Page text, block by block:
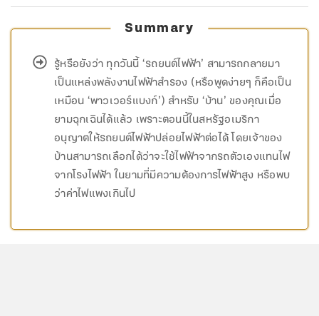
Summary
รู้หรือยังว่า ทุกวันนี้ ‘รถยนต์ไฟฟ้า’ สามารถกลายมา
เป็นแหล่งพลังงานไฟฟ้าสำรอง (หรือพูดง่ายๆ ก็คือเป็น
เหมือน ‘พาวเวอร์แบงก์’) สำหรับ ‘บ้าน’ ของคุณเมื่อ
ยามฉุกเฉินได้แล้ว เพราะตอนนี้ในสหรัฐอเมริกา
อนุญาตให้รถยนต์ไฟฟ้าปล่อยไฟฟ้าต่อได้ โดยเจ้าของ
บ้านสามารถเลือกได้ว่าจะใช้ไฟฟ้าจากรถตัวเองแทนไฟ
จากโรงไฟฟ้า ในยามที่มีความต้องการไฟฟ้าสูง หรือพบ
ว่าค่าไฟแพงเกินไป